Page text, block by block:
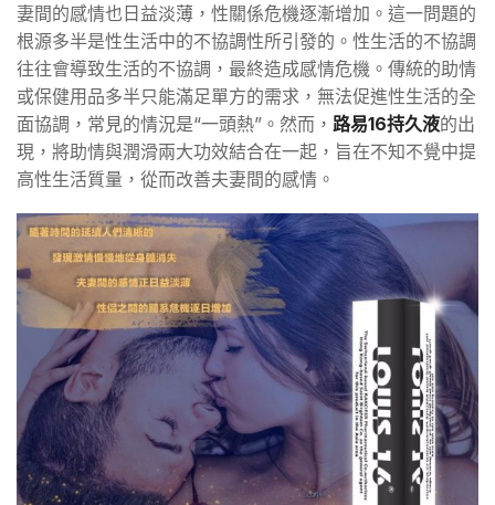
妻間的感情也日益淡薄，性關係危機逐漸增加。這一問題的
根源多半是性生活中的不協調性所引發的。性生活的不協調
往往會導致生活的不協調，最終造成感情危機。傳統的助情
或保健用品多半只能滿足單方的需求，無法促進性生活的全
面協調，常見的情況是“一頭熱”。然而， 路易16持久液的出
現，將助情與潤滑兩大功效結合在一起，旨在不知不覺中提
高性生活質量，從而改善夫妻間的感情。